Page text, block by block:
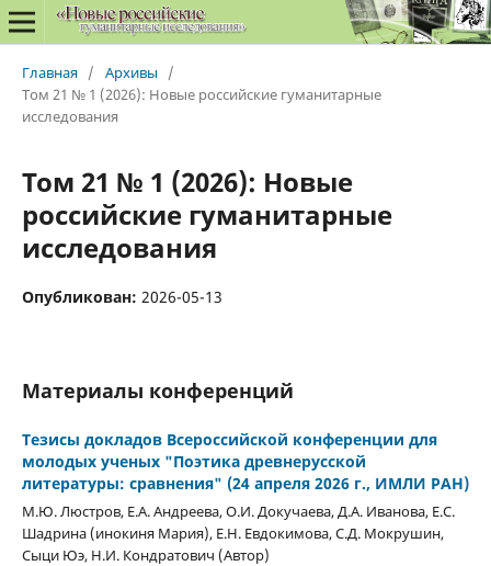
Главная / Архивы
/
Том 21 № 1 (2026): Новые российские гуманитарные
исследования
Том 21 № 1 (2026): Новые
российские гуманитарные
исследования
Опубликован: 2026-05-13
Материалы конференций
Тезисы докладов Всероссийской конференции для
молодых ученых "Поэтика древнерусской
литературы: сравнения" (24 апреля 2026 г., ИМЛИ РАН)
М.Ю. Люстров, Е.А. Андреева, О.И. Докучаева, Д.А. Иванова, Е.С.
Шадрина (инокиня Мария), Е.Н. Евдокимова, С.Д. Мокрушин,
Сыци Юэ, Н.И. Кондратович (Автор)